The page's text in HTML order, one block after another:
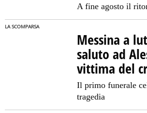
A fine agosto il
LA SCOMPARSA
Messina a
saluto ad
vittima del
Il primo funerale
tragedia